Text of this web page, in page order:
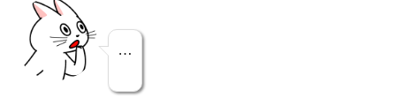
…